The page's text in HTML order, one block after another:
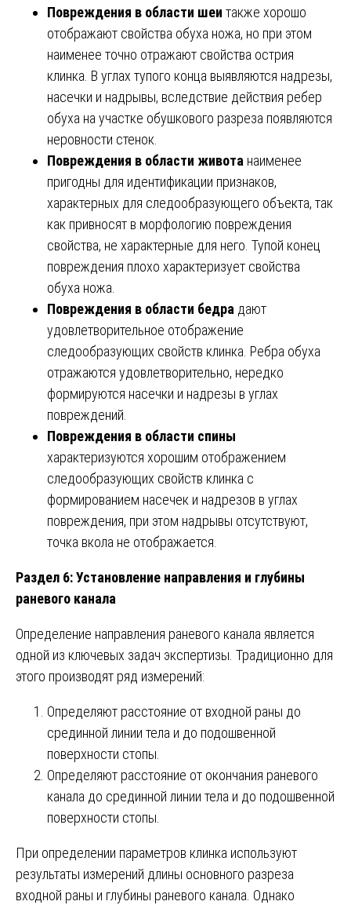
Повреждения в области шеи также хорошо
отображают свойства обуха ножа, но при этом
наименее точно отражают свойства острия
клинка. В углах тупого конца выявляются надрезы,
насечки и надрывы, вследствие действия ребер
обуха на участке обушкового разреза появляются
неровности стенок.
Повреждения в области живота наименее
пригодны для идентификации признаков,
характерных для следообразующего объекта, так
как привносят в морфологию повреждения
свойства, не характерные для него. Тупой конец
повреждения плохо характеризует свойства
обуха ножа.
Повреждения в области бедра дают
удовлетворительное отображение
следообразующих свойств клинка. Ребра обуха
отражаются удовлетворительно, нередко
формируются насечки и надрезы в углах
повреждений.
Повреждения в области спины
характеризуются хорошим отображением
следообразующих свойств клинка с
формированием насечек и надрезов в углах
повреждения, при этом надрывы отсутствуют,
точка вкола не отображается.
Раздел 6: Установление направления и глубины
раневого канала
Определение направления раневого канала является
одной из ключевых задач экспертизы. Традиционно для
этого производят ряд измерений:
Определяют расстояние от входной раны до
срединной линии тела и до подошвенной
поверхности стопы.
Определяют расстояние от окончания раневого
канала до срединной линии тела и до подошвенной
поверхности стопы.
При определении параметров клинка используют
результаты измерений длины основного разреза
входной раны и глубины раневого канала. Однако